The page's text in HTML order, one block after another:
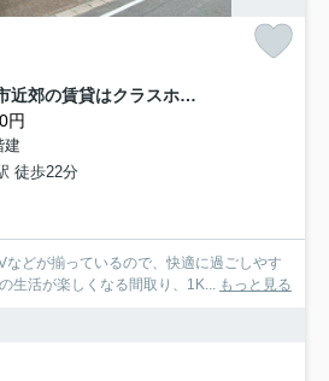
プランドール 刈谷市近郊の賃貸はクラスホーム刈谷店
円
建
徒歩22分
などが揃っているので、快適に過ごしやす
生活が楽しくなる間取り、1K... もっと見る